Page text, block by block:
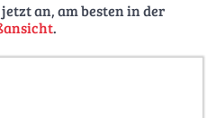
an, am besten in der
.